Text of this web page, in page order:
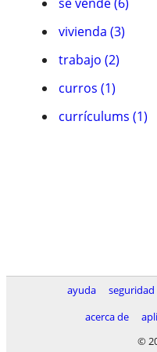
vivienda (3)
trabajo (2)
curros (1)
currículums (1)
ayuda seguridad
acerca de
©